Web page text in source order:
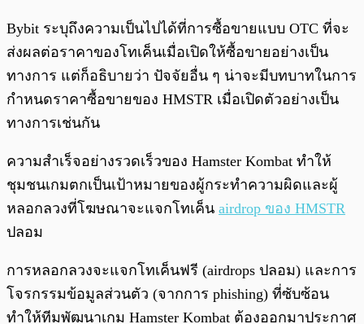
Bybit ระบุถึงความเป็นไปได้ที่การซื้อขายแบบ OTC ที่จะ
ส่งผลต่อราคาของโทเค็นเมื่อเปิดให้ซื้อขายอย่างเป็น
ทางการ แต่ก็อธิบายว่า ปัจจัยอื่น ๆ น่าจะมีบทบาทในการ
กำหนดราคาซื้อขายของ HMSTR เมื่อเปิดตัวอย่างเป็น
ทางการเช่นกัน
ความสำเร็จอย่างรวดเร็วของ Hamster Kombat ทำให้
ชุมชนเกมตกเป็นเป้าหมายของผู้กระทำความผิดและผู้
หลอกลวงที่โฆษณาจะแจกโทเค็น airdrop ของ HMSTR
ปลอม
การหลอกลวงจะแจกโทเค็นฟรี (airdrops ปลอม) และการ
โจรกรรมข้อมูลส่วนตัว (จากการ phishing) ที่ซับซ้อน
ทำให้ทีมพัฒนาเกม Hamster Kombat ต้องออกมาประกาศ